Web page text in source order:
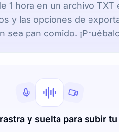
1 hora en un archivo TXT
y las opciones de
sea pan comido.
y suelta para subir